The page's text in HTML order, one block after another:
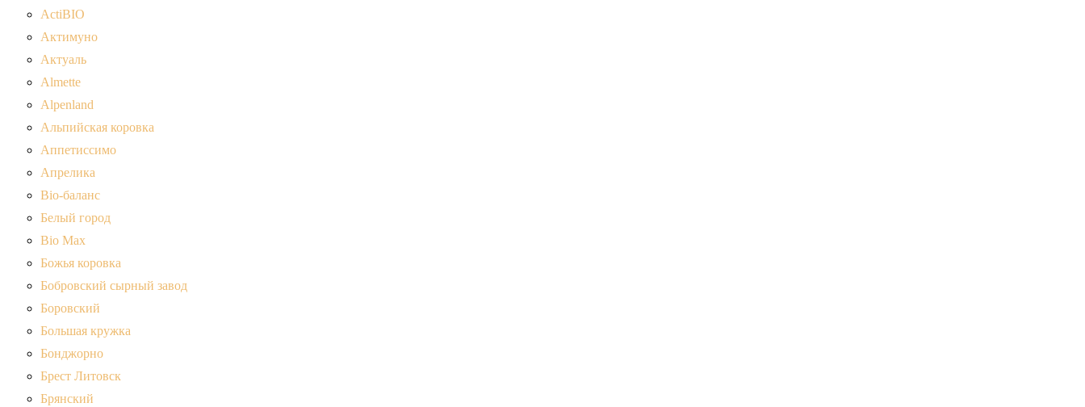
ActiBIO
Актимуно
Актуаль
Almette
Alpenland
Альпийская коровка
Аппетиссимо
Апрелика
Bio-баланс
Белый город
Bio Max
Божья коровка
Бобровский сырный завод
Боровский
Большая кружка
Бонджорно
Брест Литовск
Брянский